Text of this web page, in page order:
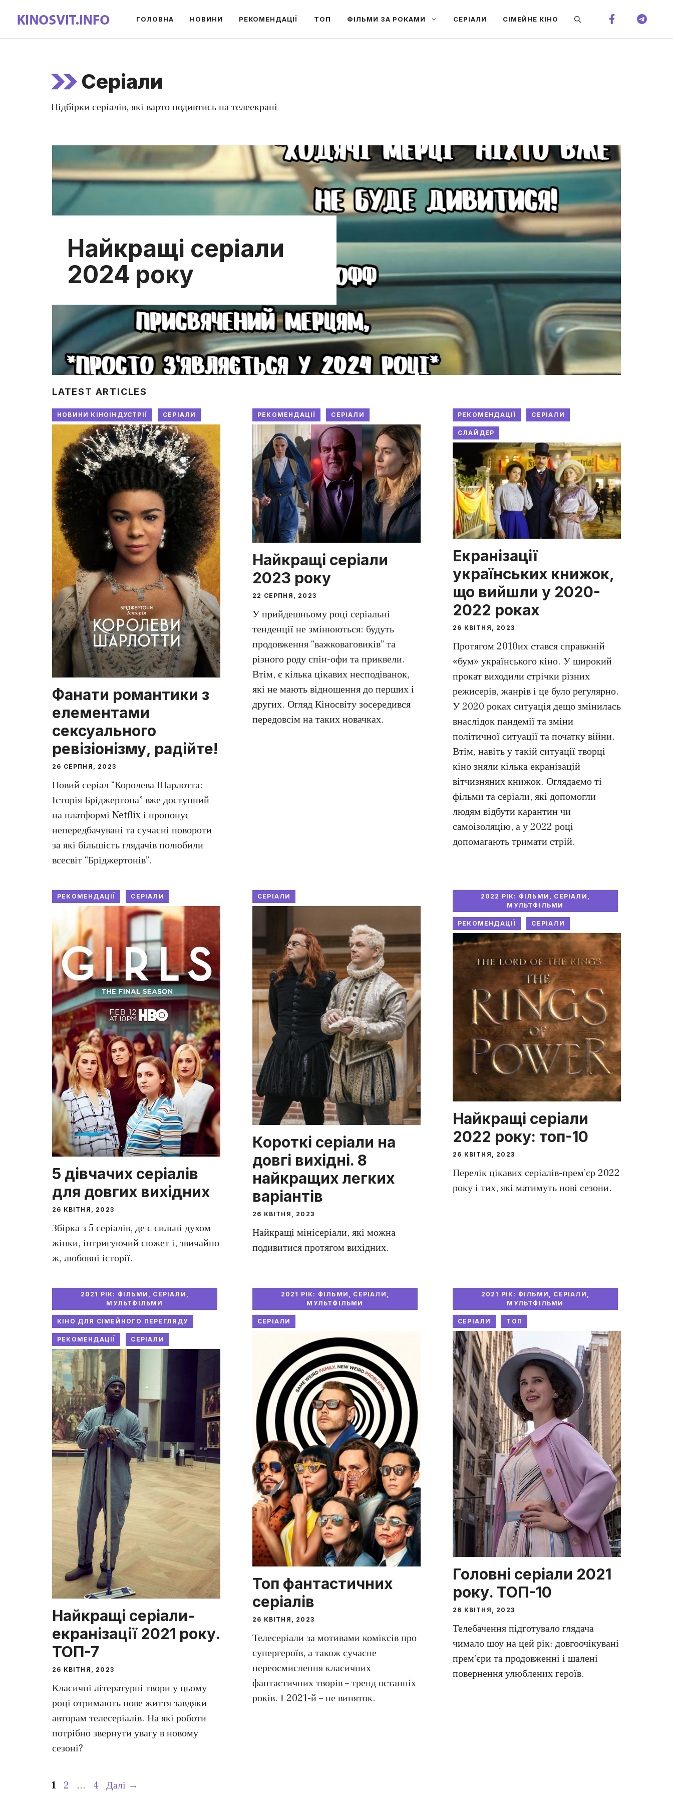
вмісту
ГОЛОВНА НОВИНИ РЕКОМЕНДАЦІЇ ТОП ФІЛЬМИ ЗА РОКАМИ СЕРІАЛИ СІМЕЙНЕ КІНО
Серіали
Підбірки серіалів, які варто подивтись на телеекрані
Найкращі серіали
2024 року
LATEST ARTICLES
НОВИНИ КІНОІНДУСТРІЇ СЕРІАЛИ
Фанати романтики з
елементами
сексуального
ревізіонізму, радійте!
26 СЕРПНЯ, 2023
Новий серіал “Королева Шарлотта:
Історія Бріджертона” вже доступний
на платформі Netflix і пропонує
непередбачувані та сучасні повороти
за які більшість глядачів полюбили
всесвіт “Бріджертонів”.
РЕКОМЕНДАЦІЇ СЕРІАЛИ
Найкращі серіали
2023 року
22 СЕРПНЯ, 2023
У прийдешньому році серіальні
тенденції не змінюються: будуть
продовження “важковаговиків” та
різного роду спін-офи та приквели.
Втім, є кілька цікавих несподіванок,
які не мають відношення до перших і
других. Огляд Кіносвіту зосередився
передовсім на таких новачках.
РЕКОМЕНДАЦІЇ СЕРІАЛИ
СЛАЙДЕР
Екранізації
українських книжок,
що вийшли у 2020-
2022 роках
26 КВІТНЯ, 2023
Протягом 2010их стався справжній
«бум» українського кіно. У широкий
прокат виходили стрічки різних
режисерів, жанрів і це було регулярно.
У 2020 роках ситуація дещо змінилась
внаслідок пандемії та зміни
політичної ситуації та початку війни.
Втім, навіть у такій ситуації творці
кіно зняли кілька екранізацій
вітчизняних книжок. Оглядаємо ті
фільми та серіали, які допомогли
людям відбути карантин чи
самоізоляцію, а у 2022 році
допомагають тримати стрій.
РЕКОМЕНДАЦІЇ СЕРІАЛИ
5 дівчачих серіалів
для довгих вихідних
26 КВІТНЯ, 2023
Збірка з 5 серіалів, де є сильні духом
жінки, інтригуючий сюжет і, звичайно
ж, любовні історії.
СЕРІАЛИ
Короткі серіали на
довгі вихідні. 8
найкращих легких
варіантів
26 КВІТНЯ, 2023
Найкращі мінісеріали, які можна
подивитися протягом вихідних.
2022 РІК: ФІЛЬМИ, СЕРІАЛИ,
МУЛЬТФІЛЬМИ
РЕКОМЕНДАЦІЇ СЕРІАЛИ
Найкращі серіали
2022 року: топ-10
26 КВІТНЯ, 2023
Перелік цікавих серіалів-прем’єр 2022
року і тих, які матимуть нові сезони.
2021 РІК: ФІЛЬМИ, СЕРІАЛИ,
МУЛЬТФІЛЬМИ
КІНО ДЛЯ СІМЕЙНОГО ПЕРЕГЛЯДУ
РЕКОМЕНДАЦІЇ СЕРІАЛИ
Найкращі серіали-
екранізації 2021 року.
ТОП-7
26 КВІТНЯ, 2023
Класичні літературні твори у цьому
році отримають нове життя завдяки
авторам телесеріалів. На які роботи
потрібно звернути увагу в новому
сезоні?
2021 РІК: ФІЛЬМИ, СЕРІАЛИ,
МУЛЬТФІЛЬМИ
СЕРІАЛИ
Топ фантастичних
серіалів
26 КВІТНЯ, 2023
Телесеріали за мотивами коміксів про
супергероїв, а також сучасне
переосмислення класичних
фантастичних творів – тренд останніх
років. І 2021-й – не виняток.
2021 РІК: ФІЛЬМИ, СЕРІАЛИ,
МУЛЬТФІЛЬМИ
СЕРІАЛИ ТОП
Головні серіали 2021
року. ТОП-10
26 КВІТНЯ, 2023
Телебачення підготувало глядача
чимало шоу на цей рік: довгоочікувані
прем’єри та продовженні і шалені
повернення улюблених героїв.
Сторінка
1 Сторінка
2 … Сторінка
4 Далі →